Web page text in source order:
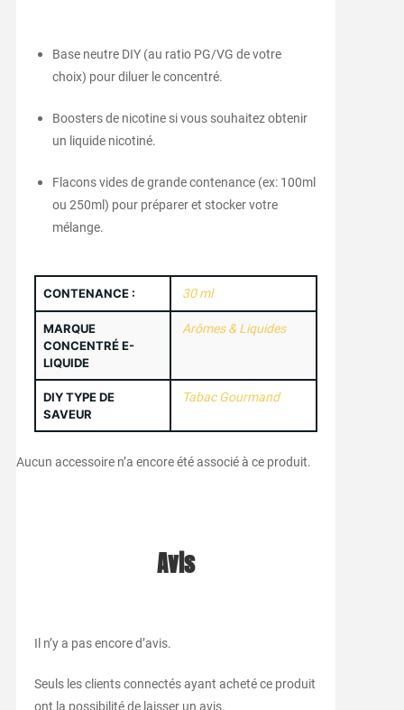
Base neutre DIY (au ratio PG/VG de votre
choix) pour diluer le concentré.
Boosters de nicotine si vous souhaitez obtenir
un liquide nicotiné.
Flacons vides de grande contenance (ex: 100ml
ou 250ml) pour préparer et stocker votre
mélange.
CONTENANCE : 30 ml
MARQUE
CONCENTRÉ E-
LIQUIDE
Arômes & Liquides
DIY TYPE DE
SAVEUR
Tabac Gourmand
Aucun accessoire n’a encore été associé à ce produit.
Avis
Il n’y a pas encore d’avis.
Seuls les clients connectés ayant acheté ce produit
ont la possibilité de laisser un avis.